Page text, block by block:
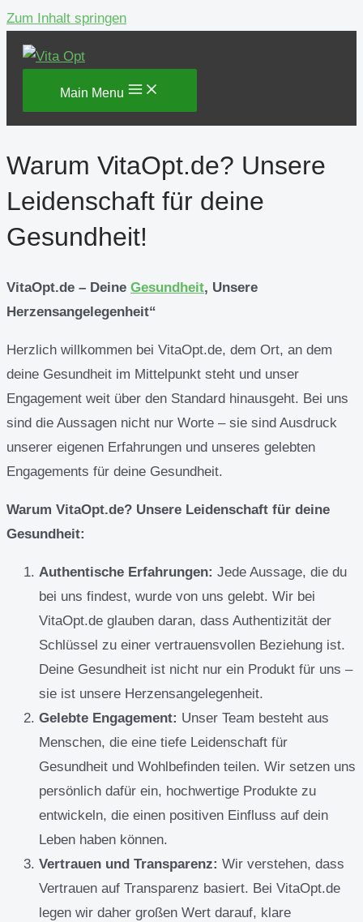
Zum Inhalt springen
Main Menu
Warum VitaOpt.de? Unsere
Leidenschaft für deine
Gesundheit!
VitaOpt.de – Deine Gesundheit, Unsere
Herzensangelegenheit“
Herzlich willkommen bei VitaOpt.de, dem Ort, an dem
deine Gesundheit im Mittelpunkt steht und unser
Engagement weit über den Standard hinausgeht. Bei uns
sind die Aussagen nicht nur Worte – sie sind Ausdruck
unserer eigenen Erfahrungen und unseres gelebten
Engagements für deine Gesundheit.
Warum VitaOpt.de? Unsere Leidenschaft für deine
Gesundheit:
Authentische Erfahrungen: Jede Aussage, die du
bei uns findest, wurde von uns gelebt. Wir bei
VitaOpt.de glauben daran, dass Authentizität der
Schlüssel zu einer vertrauensvollen Beziehung ist.
Deine Gesundheit ist nicht nur ein Produkt für uns –
sie ist unsere Herzensangelegenheit.
Gelebte Engagement: Unser Team besteht aus
Menschen, die eine tiefe Leidenschaft für
Gesundheit und Wohlbefinden teilen. Wir setzen uns
persönlich dafür ein, hochwertige Produkte zu
entwickeln, die einen positiven Einfluss auf dein
Leben haben können.
Vertrauen und Transparenz: Wir verstehen, dass
Vertrauen auf Transparenz basiert. Bei VitaOpt.de
legen wir daher großen Wert darauf, klare